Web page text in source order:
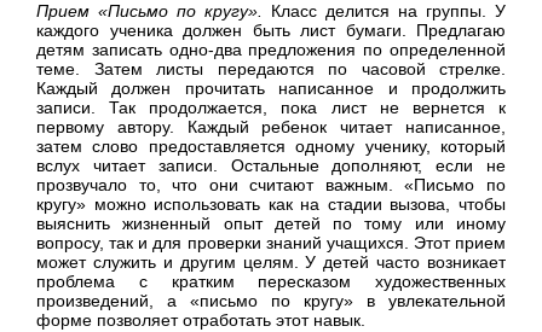
Прием «Письмо по кругу».
Класс делится на группы. У
каждого ученика должен быть лист бумаги. Предлагаю
детям записать одно-два предложения по определенной
теме. Затем листы передаются по часовой стрелке.
Каждый должен прочитать написанное и продолжить
записи. Так продолжается, пока лист не вернется к
первому автору. Каждый ребенок читает написанное,
затем слово предоставляется одному ученику, который
вслух читает записи. Остальные дополняют, если не
прозвучало то, что они считают важным. «Письмо по
кругу» можно использовать как на стадии вызова, чтобы
выяснить жизненный опыт детей по тому или иному
вопросу, так и для проверки знаний учащихся. Этот прием
может служить и другим целям. У детей часто возникает
проблема с кратким пересказом художественных
произведений, а «письмо по кругу» в увлекательной
форме позволяет отработать этот навык.